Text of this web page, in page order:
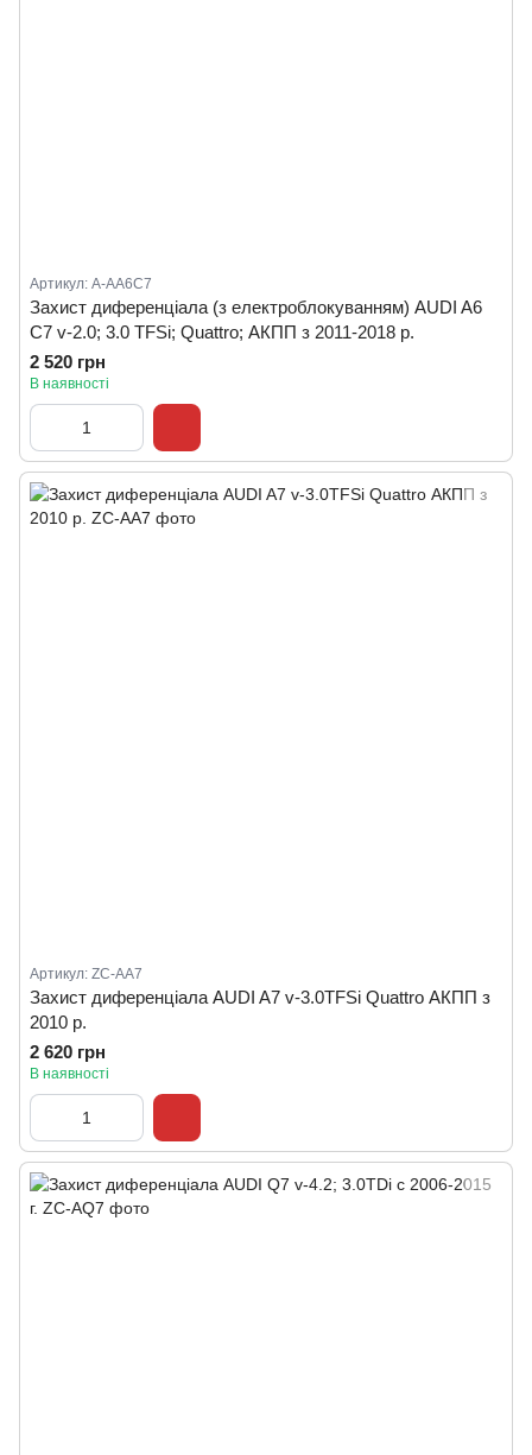
Артикул: А-AA6С7
Захист диференціала (з електроблокуванням) AUDI A6
С7 v-2.0; 3.0 TFSi; Quattro; АКПП з 2011-2018 р.
2 520 грн
В наявності
Артикул: ZC-AA7
Захист диференціала AUDI A7 v-3.0TFSi Quattro АКПП з
2010 р.
2 620 грн
В наявності